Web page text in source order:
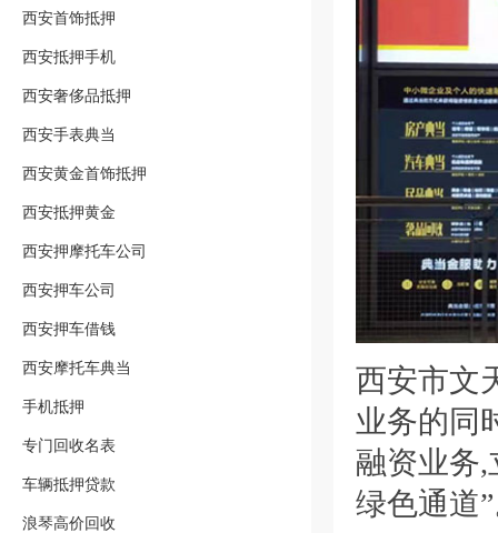
西安首饰抵押
西安抵押手机
西安奢侈品抵押
西安手表典当
西安黄金首饰抵押
西安抵押黄金
西安押摩托车公司
西安押车公司
西安押车借钱
西安摩托车典当
手机抵押
专门回收名表
车辆抵押贷款
浪琴高价回收
西安市文
业务的同
融资业务
绿色通道